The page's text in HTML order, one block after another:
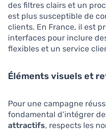
des filtres clairs et un
est plus susceptible de
clients. En France, il est
interfaces pour inclure
flexibles et un service
Éléments visuels et
Pour une campagne
fondamental d’intégrer
attractifs, respects les